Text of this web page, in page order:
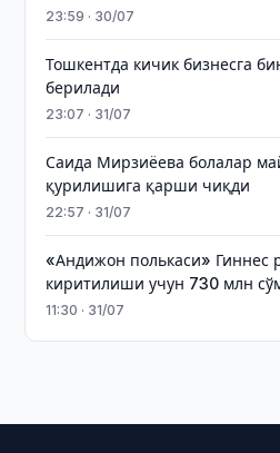
23:59 · 30/07
Тошкентда кичик бизнесга
берилади
23:07 · 31/07
Саида Мирзиёева болалар
қурилишига қарши чиқди
22:57 · 31/07
«Андижон полькаси» Гиннес
киритилиши учун 730 млн
11:30 · 31/07